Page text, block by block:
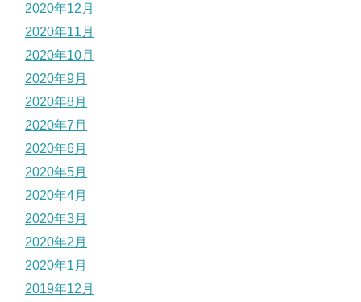
2020年12月
2020年11月
2020年10月
2020年9月
2020年8月
2020年7月
2020年6月
2020年5月
2020年4月
2020年3月
2020年2月
2020年1月
2019年12月